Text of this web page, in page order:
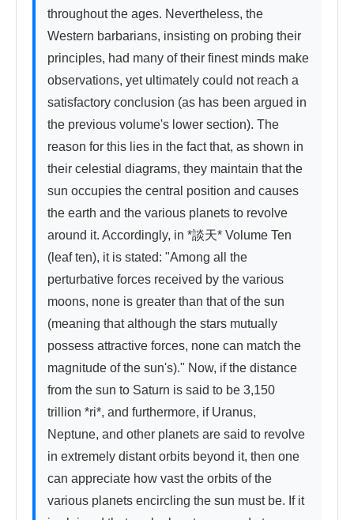
throughout the ages. Nevertheless, the
Western barbarians, insisting on probing their
principles, had many of their finest minds make
observations, yet ultimately could not reach a
satisfactory conclusion (as has been argued in
the previous volume's lower section). The
reason for this lies in the fact that, as shown in
their celestial diagrams, they maintain that the
sun occupies the central position and causes
the earth and the various planets to revolve
around it. Accordingly, in *談天* Volume Ten
(leaf ten), it is stated: "Among all the
perturbative forces received by the various
moons, none is greater than that of the sun
(meaning that although the stars mutually
possess attractive forces, none can match the
magnitude of the sun's)." Now, if the distance
from the sun to Saturn is said to be 3,150
trillion *ri*, and furthermore, if Uranus,
Neptune, and other planets are said to revolve
in extremely distant orbits beyond it, then one
can appreciate how vast the orbits of the
various planets encircling the sun must be. If it